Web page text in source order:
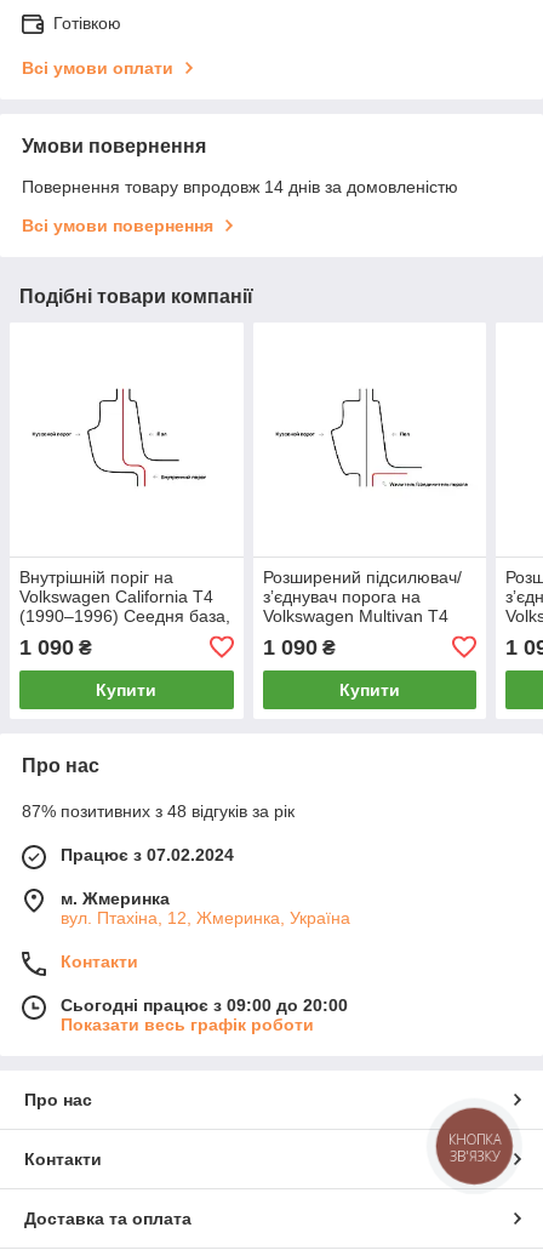
Готівкою
Всі умови оплати
Умови повернення
Повернення товару впродовж 14 днів за домовленістю
Всі умови повернення
Подібні товари компанії
Внутрішній поріг на
Volkswagen California T4
(1990–1996) Сеедня база,
1 090 ₴
Купити
Розширений підсилювач/
зʼєднувач порога на
Volkswagen Multivan T4
(1990–1996) Сеедня база,
Лівий
1 090₴
Купити
1
Про нас
87% позитивних з 48 відгуків за рік
Працює з 07.02.2024
м. Жмеринка
вул. Птахіна, 12, Жмеринка, Україна
Контакти
Сьогодні працює з 09:00 до 20:00
Показати весь графік роботи
Про нас
Контакти
Доставка та оплата
КНОПКА
ЗВ'ЯЗКУ